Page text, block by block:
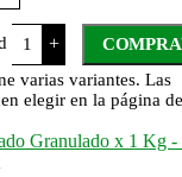
+
varias variantes. Las
elegir en la página